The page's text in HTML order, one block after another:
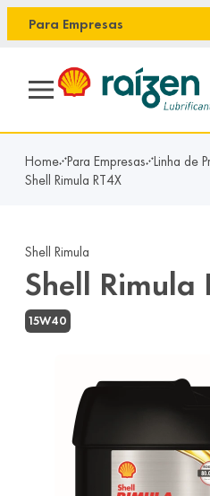
principal
Para Empresas
Home Para Empresas Linha de
Shell Rimula RT4X
Shell Rimula
Shell Rimula
15W40